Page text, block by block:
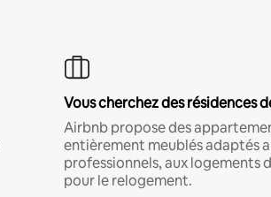
Vous cherchez des résidences
Airbnb propose des
entièrement meublés adaptés
professionnels, aux logements
pour le relogement.